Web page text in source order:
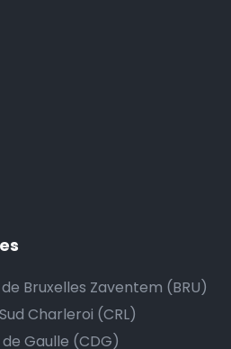
Bruxelles Zaventem (BRU)
Charleroi (CRL)
Gaulle (CDG)